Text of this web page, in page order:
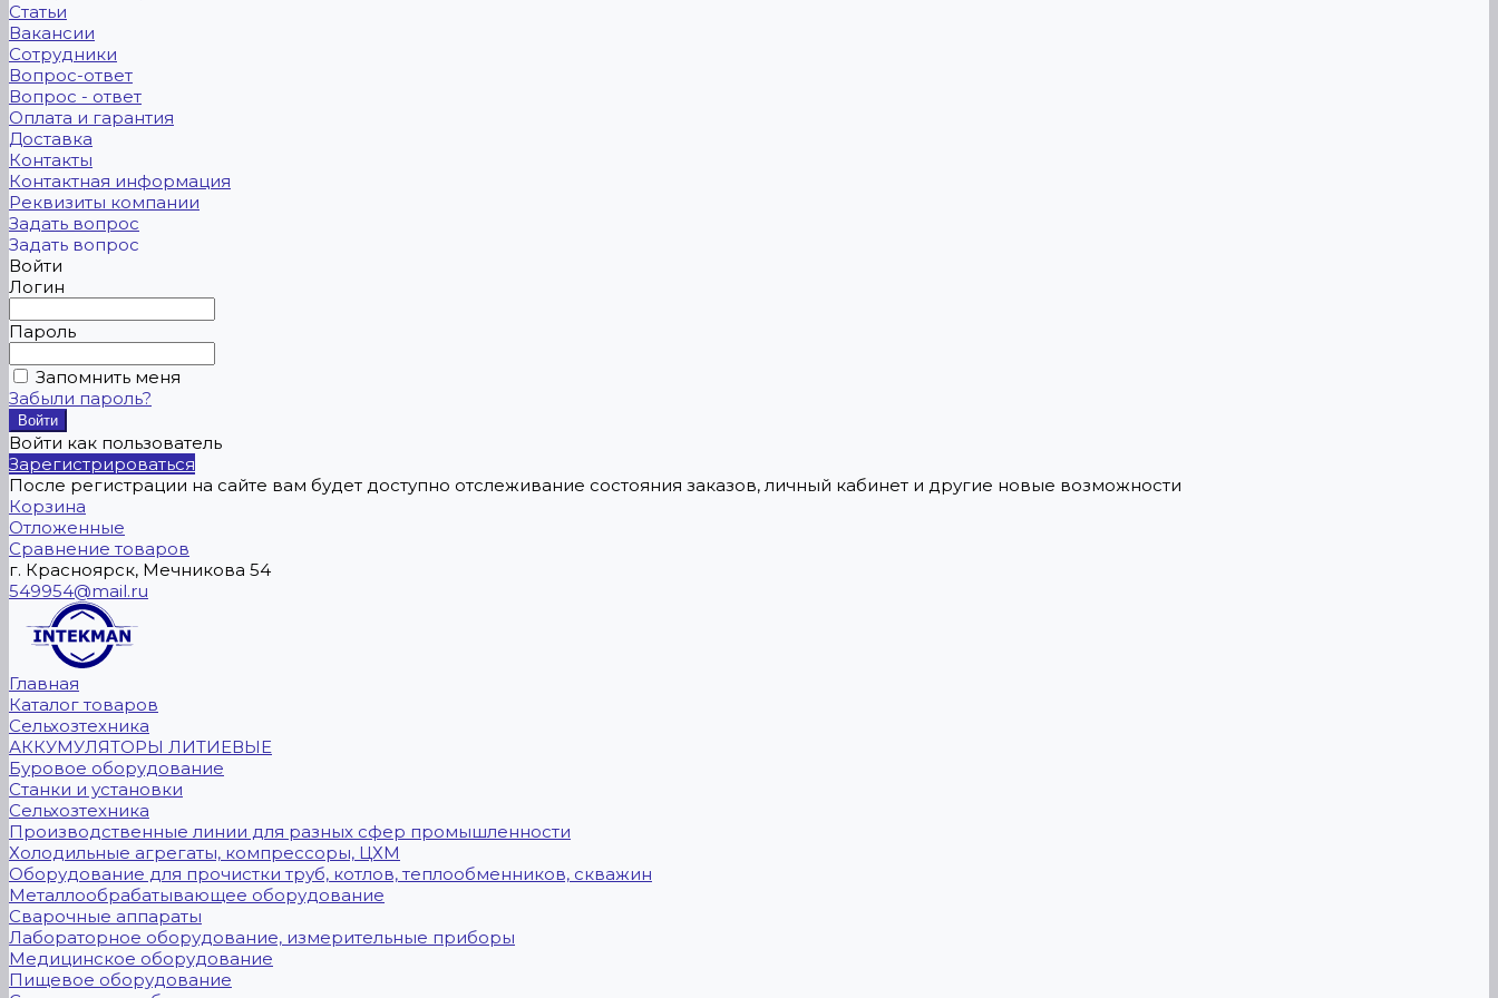
Статьи
Вакансии
Сотрудники
Вопрос-ответ
Вопрос - ответ
Оплата и гарантия
Доставка
Контакты
Контактная информация
Реквизиты компании
Задать вопрос
Задать вопрос
Войти
Логин
Пароль
Запомнить меня
Забыли пароль?
Войти как пользователь
Зарегистрироваться
После регистрации на сайте вам будет доступно отслеживание состояния заказов, личный кабинет и другие новые возможности
Корзина
Отложенные
Сравнение товаров
г. Красноярск, Мечникова 54
549954@mail.ru
Главная
Каталог товаров
Сельхозтехника
АККУМУЛЯТОРЫ ЛИТИЕВЫЕ
Буровое оборудование
Станки и установки
Сельхозтехника
Производственные линии для разных сфер промышленности
Холодильные агрегаты, компрессоры, ЦХМ
Оборудование для прочистки труб, котлов, теплообменников, скважин
Металлообрабатывающее оборудование
Сварочные аппараты
Лабораторное оборудование, измерительные приборы
Медицинское оборудование
Пищевое оборудование